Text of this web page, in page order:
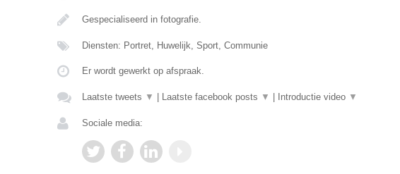
Gespecialiseerd in fotografie.
Diensten: Portret, Huwelijk, Sport, Communie
Er wordt gewerkt op afspraak.
Laatste tweets ▼ Laatste facebook posts ▼ Introductie video ▼
Sociale media: